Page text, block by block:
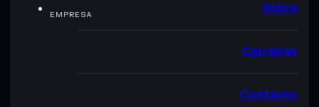
EMPRESA Sobre
Carreiras
Contacto